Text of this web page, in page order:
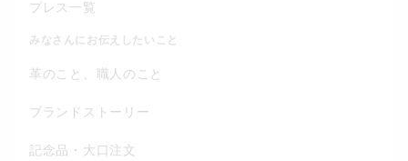
プレス一覧
みなさんにお伝えしたいこと
革のこと、職人のこと
ブランドストーリー
記念品・大口注文